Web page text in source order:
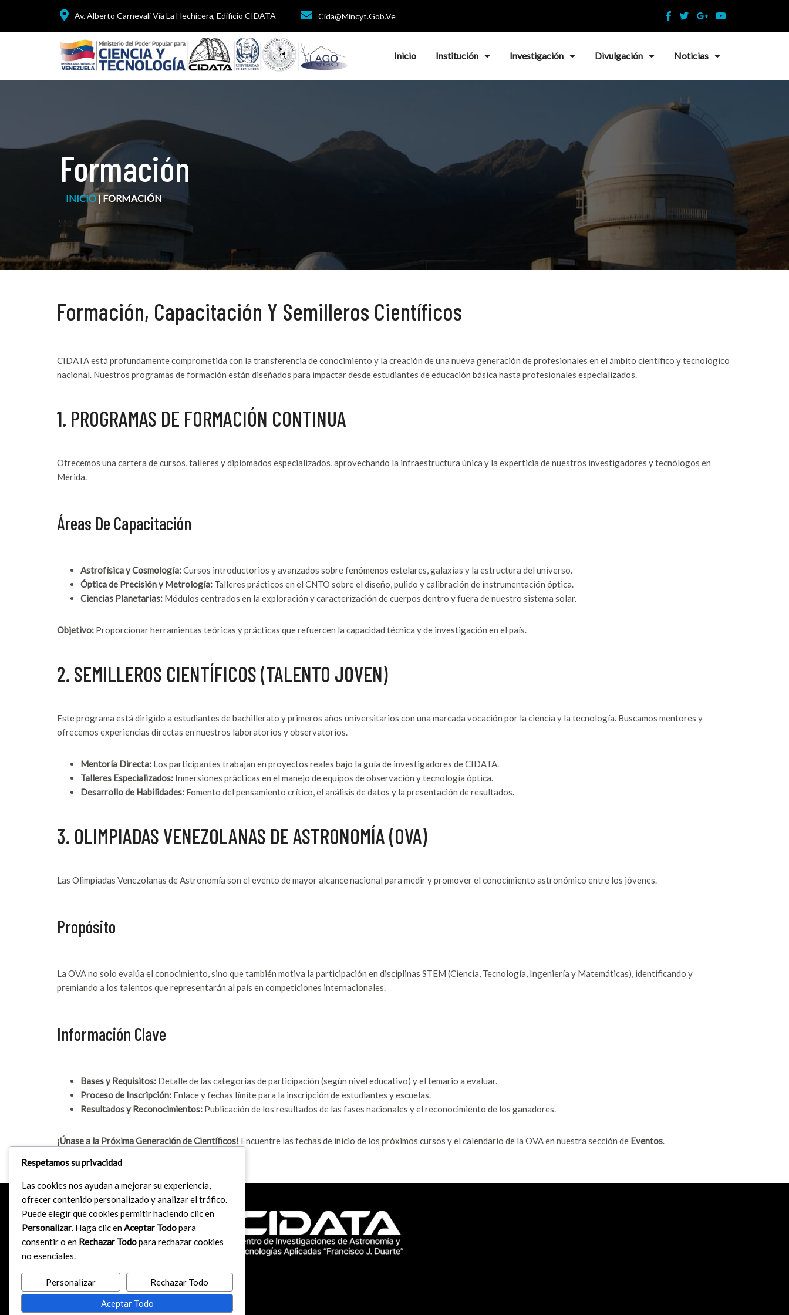
Av. Alberto Carnevali Vía La Hechicera, Edificio CIDATA Cida@mincyt.gob.ve
Inicio Institución Investigación Divulgación Noticias
Formación
INICIO|FORMACIÓN
Formación, Capacitación Y Semilleros Científicos
CIDATA está profundamente comprometida con la transferencia de conocimiento y la creación de una nueva generación de profesionales en el ámbito científico y tecnológico
nacional. Nuestros programas de formación están diseñados para impactar desde estudiantes de educación básica hasta profesionales especializados.
1. PROGRAMAS DE FORMACIÓN CONTINUA
Ofrecemos una cartera de cursos, talleres y diplomados especializados, aprovechando la infraestructura única y la experticia de nuestros investigadores y tecnólogos en
Mérida.
Áreas De Capacitación
Astrofísica y Cosmología:Cursos introductorios y avanzados sobre fenómenos estelares, galaxias y la estructura del universo.
Óptica de Precisión y Metrología: Talleres prácticos en el CNTO sobre el diseño, pulido y calibración de instrumentación óptica.
Ciencias Planetarias: Módulos centrados en la exploración y caracterización de cuerpos dentro y fuera de nuestro sistema solar.
Objetivo: Proporcionar herramientas teóricas y prácticas que refuercen la capacidad técnica y de investigación en el país.
2. SEMILLEROS CIENTÍFICOS (TALENTO JOVEN)
Este programa está dirigido a estudiantes de bachillerato y primeros años universitarios con una marcada vocación por la ciencia y la tecnología. Buscamos mentores y
ofrecemos experiencias directas en nuestros laboratorios y observatorios.
Mentoría Directa: Los participantes trabajan en proyectos reales bajo la guía de investigadores de CIDATA.
Talleres Especializados: Inmersiones prácticas en el manejo de equipos de observación y tecnología óptica.
Desarrollo de Habilidades: Fomento del pensamiento crítico, el análisis de datos y la presentación de resultados.
3. OLIMPIADAS VENEZOLANAS DE ASTRONOMÍA (OVA)
Las Olimpiadas Venezolanas de Astronomía son el evento de mayor alcance nacional para medir y promover el conocimiento astronómico entre los jóvenes.
Propósito
La OVA no solo evalúa el conocimiento, sino que también motiva la participación en disciplinas STEM (Ciencia, Tecnología, Ingeniería y Matemáticas), identificando y
premiando a los talentos que representarán al país en competiciones internacionales.
Información Clave
Bases y Requisitos: Detalle de las categorías de participación (según nivel educativo) y el temario a evaluar.
Proceso de Inscripción: Enlace y fechas límite para la inscripción de estudiantes y escuelas.
Resultados y Reconocimientos: Publicación de los resultados de las fases nacionales y el reconocimiento de los ganadores.
¡Únase a la Próxima Generación de Científicos! Encuentre las fechas de inicio de los próximos cursos y el calendario de la OVA en nuestra sección de Eventos
Respetamos su privacidad
Las cookies nos ayudan a mejorar su experiencia,
ofrecer contenido personalizado y analizar el tráfico.
Puede elegir qué cookies permitir haciendo clic en
Personalizar. Haga clic enAceptar Todopara
consentir o en Rechazar Todopara rechazar cookies
no esenciales.
Personalizar
Rechazar Todo
Aceptar Todo